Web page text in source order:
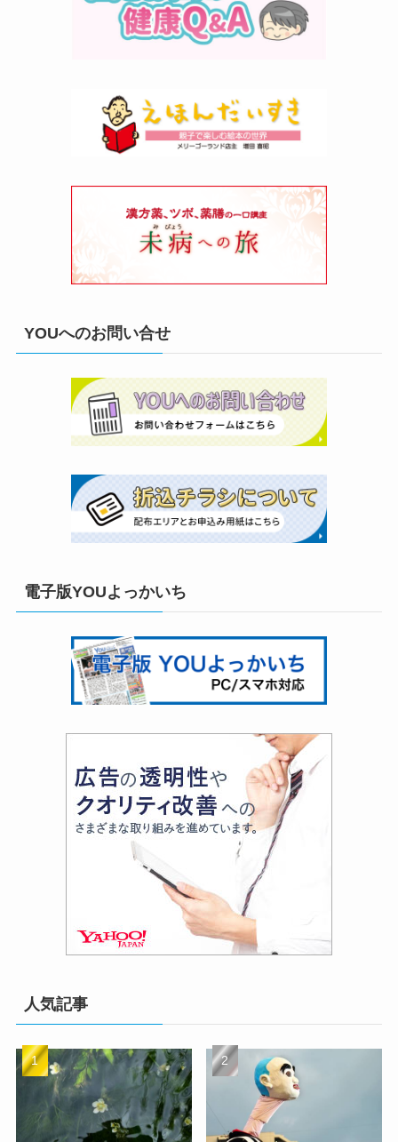
YOUへのお問い合せ
電子版YOUよっかいち
人気記事